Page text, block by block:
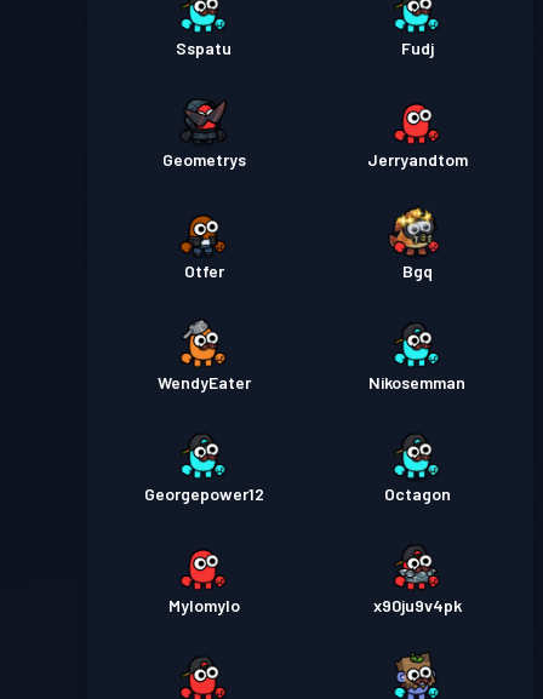
Sspatu Fudj
Geometrys Jerryandtom
Otfer Bgq
WendyEater Nikosemman
Georgepower12 Octagon
Mylomylo x90ju9v4pk